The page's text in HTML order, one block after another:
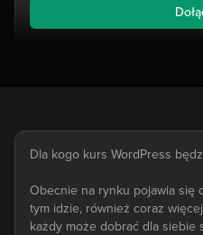
Dla kogo kurs WordPress
Obecnie na rynku pojawia się
tym idzie, również coraz
każdy może dobrać dla siebie